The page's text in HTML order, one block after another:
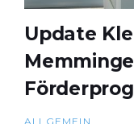
Update
ALLGEMEIN